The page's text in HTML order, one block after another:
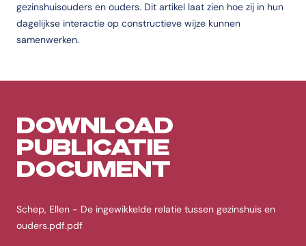
gezinshuisouders en ouders. Dit artikel laat zien hoe zij in hun
dagelijkse interactie op constructieve wijze kunnen
samenwerken.
DOWNLOAD
PUBLICATIE
DOCUMENT
Schep, Ellen - De ingewikkelde relatie tussen gezinshuis en
ouders.pdf.pdf